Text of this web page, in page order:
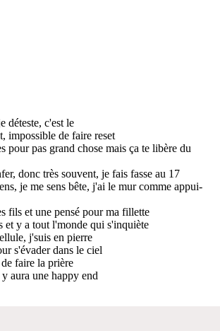
déteste, c'est le
impossible de faire reset
pour pas grand chose mais ça te libère du
donc très souvent, je fais fasse au 17
je me sens bête, j'ai le mur comme appui-
fils et une pensé pour ma fillette
et y a tout l'monde qui s'inquiète
j'suis en pierre
s'évader dans le ciel
faire la prière
aura une happy end